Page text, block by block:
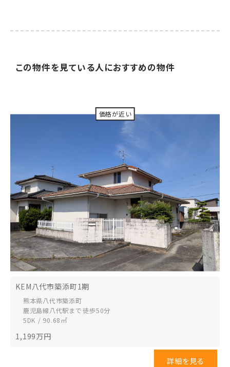
この物件を見ている人におすすめの物件
KEM八代市築添町1期
熊本県八代市築添町
鹿児島線八代駅まで 徒歩50分
5DK / 90.68㎡
1,199万円
詳細を見る